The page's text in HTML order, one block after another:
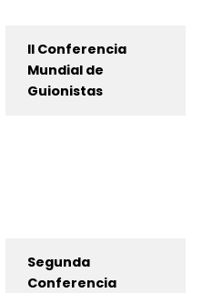
II Conferencia
Mundial de
Guionistas
Segunda
Conferencia